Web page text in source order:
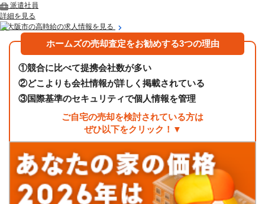
派遣社員
詳細を見る
東大阪市の高時給の求人情報を見る
ホームズの売却査定をお勧めする3つの理由
①競合に比べて提携会社数が多い
②どこよりも会社情報が詳しく掲載されている
③国際基準のセキュリティで個人情報を管理
ご自宅の売却を検討されている方は
ぜひ以下をクリック！▼